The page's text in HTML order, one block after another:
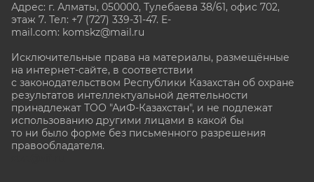
Адрес: г. Алматы, 050000, Тулебаева 38/61, офис 702,
этаж 7. Тел: +7 (727) 339-31-47. E-
mail.com: komskz@mail.ru
Исключительные права на материалы, размещённые
на интернет-сайте, в соответствии
с законодательством Республики Казахстан об охране
результатов интеллектуальной деятельности
принадлежат ТОО "АиФ-Казахстан", и не подлежат
использованию другими лицами в какой бы
то ни было форме без письменного разрешения
правообладателя.